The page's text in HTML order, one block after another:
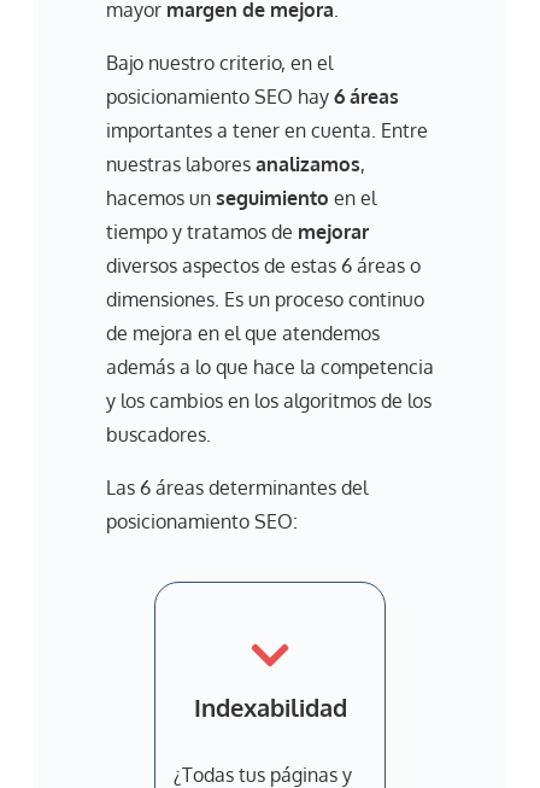
mayor margen de mejora.
Bajo nuestro criterio, en el
posicionamiento SEO hay 6 áreas
importantes a tener en cuenta. Entre
nuestras labores analizamos,
hacemos un seguimiento en el
tiempo y tratamos de mejorar
diversos aspectos de estas 6 áreas o
dimensiones. Es un proceso continuo
de mejora en el que atendemos
además a lo que hace la competencia
y los cambios en los algoritmos de los
buscadores.
Las 6 áreas determinantes del
posicionamiento SEO:
Indexabilidad
¿Todas tus páginas y